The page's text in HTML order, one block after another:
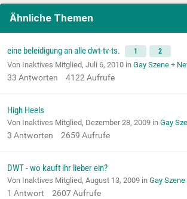
Ähnliche Themen
eine beleidigung an alle dwt-tv-ts. 1 2
Von Inaktives Mitglied, Juli 6, 2010 in Gay Szene +
33 Antworten 4122Aufrufe
High Heels
Von Inaktives Mitglied, Dezember 28, 2009 in Gay
3 Antworten 2659 Aufrufe
DWT - wo kauft ihr lieber ein?
Von Inaktives Mitglied, August 13, 2009 in Gay
1 Antwort 2607Aufrufe